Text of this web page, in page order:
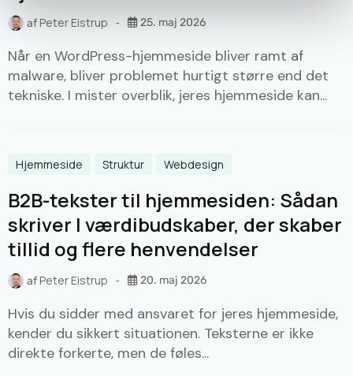
afPeter Eistrup 25. maj 2026
Når en WordPress-hjemmeside bliver ramt af
malware, bliver problemet hurtigt større end det
tekniske. I mister overblik, jeres hjemmeside kan...
Hjemmeside Struktur Webdesign
B2B-tekster til hjemmesiden: Sådan
skriver I værdibudskaber, der skaber
tillid og flere henvendelser
afPeter Eistrup 20. maj 2026
Hvis du sidder med ansvaret for jeres hjemmeside,
kender du sikkert situationen. Teksterne er ikke
direkte forkerte, men de føles...